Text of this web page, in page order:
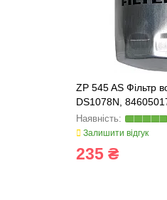
ZP 545 AS Фільтр
DS1078N,
Залишити відгук
235 ₴